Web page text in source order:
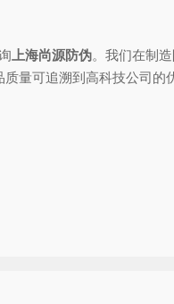
上海尚源防伪。我们在制
量可追溯到高科技公司的